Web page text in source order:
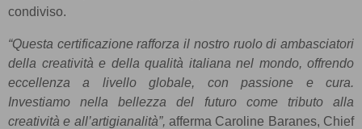
condiviso.
“Questa certificazione rafforza il nostro ruolo di ambasciatori
della creatività e della qualità italiana nel mondo, offrendo
eccellenza a livello globale, con passione e cura.
Investiamo nella bellezza del futuro come tributo alla
creatività e all’artigianalità”, afferma Caroline Baranes, Chief